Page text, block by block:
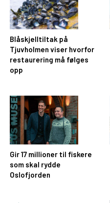
Blåskjelltiltak på
Tjuvholmen viser hvorfor
restaurering må følges
opp
Gir 17 millioner til fiskere
som skal rydde
Oslofjorden